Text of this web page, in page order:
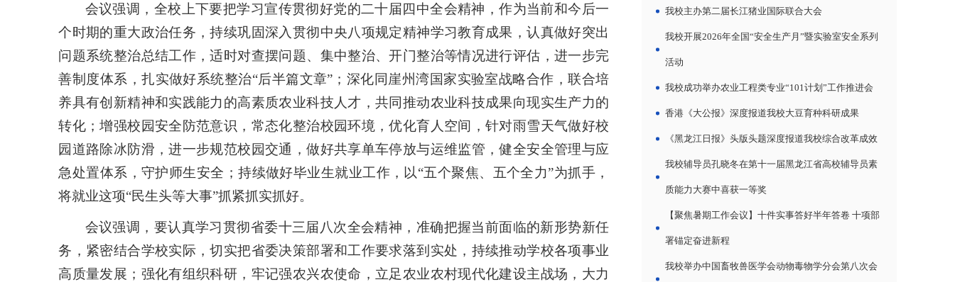
会议强调，全校上下要把学习宣传贯彻好党的二十届四中全会精神，作为当前和今后一
个时期的重大政治任务，持续巩固深入贯彻中央八项规定精神学习教育成果，认真做好突出
问题系统整治总结工作，适时对查摆问题、集中整治、开门整治等情况进行评估，进一步完
善制度体系，扎实做好系统整治“后半篇文章”；深化同崖州湾国家实验室战略合作，联合培
养具有创新精神和实践能力的高素质农业科技人才，共同推动农业科技成果向现实生产力的
转化；增强校园安全防范意识，常态化整治校园环境，优化育人空间，针对雨雪天气做好校
园道路除冰防滑，进一步规范校园交通，做好共享单车停放与运维监管，健全安全管理与应
急处置体系，守护师生安全；持续做好毕业生就业工作，以“五个聚焦、五个全力”为抓手，
将就业这项“民生头等大事”抓紧抓实抓好。
会议强调，要认真学习贯彻省委十三届八次全会精神，准确把握当前面临的新形势新任
务，紧密结合学校实际，切实把省委决策部署和工作要求落到实处，持续推动学校各项事业
高质量发展；强化有组织科研，牢记强农兴农使命，立足农业农村现代化建设主战场，大力
我校主办第二届长江猪业国际联合大会
我校开展2026年全国“安全生产月”暨实验室安全系列
活动
我校成功举办农业工程类专业“101计划”工作推进会
香港《大公报》深度报道我校大豆育种科研成果
《黑龙江日报》头版头题深度报道我校综合改革成效
我校辅导员孔晓冬在第十一届黑龙江省高校辅导员素
质能力大赛中喜获一等奖
【聚焦暑期工作会议】十件实事答好半年答卷 十项部
署锚定奋进新程
我校举办中国畜牧兽医学会动物毒物学分会第八次会